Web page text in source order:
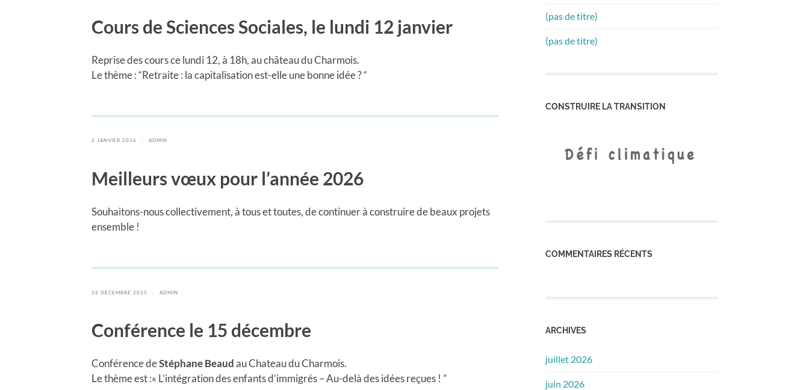
Cours de Sciences Sociales, le lundi 12 janvier
Reprise des cours ce lundi 12, à 18h, au château du Charmois.
Le thème : “Retraite : la capitalisation est-elle une bonne idée ? “
2 JANVIER 2026 ADMIN
Meilleurs vœux pour l’année 2026
Souhaitons-nous collectivement, à tous et toutes, de continuer à construire de beaux projets
ensemble !
28 DÉCEMBRE 2025 ADMIN
Conférence le 15 décembre
Conférence deStéphane Beaudau Chateau du Charmois.
Le thème est :« L’intégration des enfants d’immigrés – Au-delà des idées reçues ! ”
(pas de titre)
(pas de titre)
CONSTRUIRE LA TRANSITION
COMMENTAIRES RÉCENTS
ARCHIVES
juillet 2026
juin 2026